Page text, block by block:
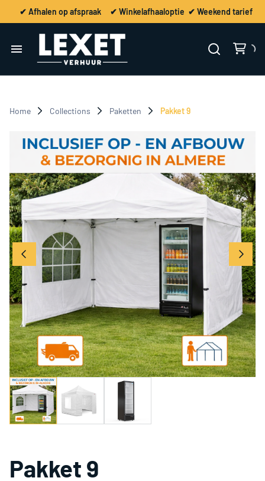
✔ Afhalen op afspraak ✔ Winkelafhaaloptie ✔ Weekend tarief
Home
Verhuur
Vervoer / Ontruiming
Contact
Home Collections Paketten Pakket 9
Pakket 9